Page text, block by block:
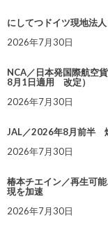
にしてつドイツ現地法
2026年7月30日
NCA／日本発国際航空
8月1日適用 改定）
2026年7月30日
JAL／2026年8月前半
2026年7月30日
椿本チエイン／再生可
現を加速
2026年7月30日